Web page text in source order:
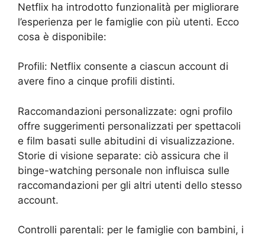
Netflix ha introdotto funzionalità per migliorare
l’esperienza per le famiglie con più utenti. Ecco
cosa è disponibile:
Profili: Netflix consente a ciascun account di
avere fino a cinque profili distinti.
Raccomandazioni personalizzate: ogni profilo
offre suggerimenti personalizzati per spettacoli
e film basati sulle abitudini di visualizzazione.
Storie di visione separate: ciò assicura che il
binge-watching personale non influisca sulle
raccomandazioni per gli altri utenti dello stesso
account.
Controlli parentali: per le famiglie con bambini, i